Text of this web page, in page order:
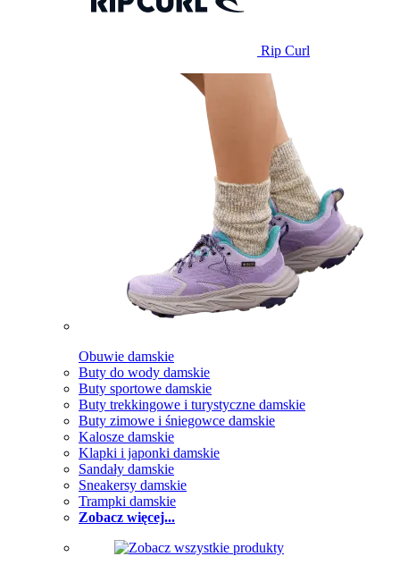
Rip Curl
Obuwie damskie
Buty do wody damskie
Buty sportowe damskie
Buty trekkingowe i turystyczne damskie
Buty zimowe i śniegowce damskie
Kalosze damskie
Klapki i japonki damskie
Sandały damskie
Sneakersy damskie
Trampki damskie
Zobacz więcej...